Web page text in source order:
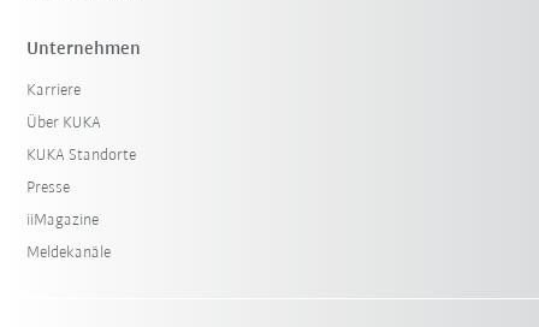
Unternehmen
Karriere
Über KUKA
KUKA Standorte
Presse
iiMagazine
Meldekanäle